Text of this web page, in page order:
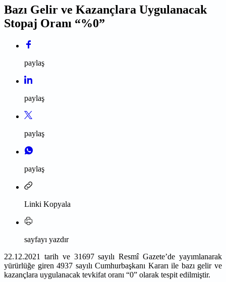
Bazı Gelir ve Kazançlara Uygulanacak
Stopaj Oranı “%0”
paylaş
paylaş
paylaş
paylaş
Linki Kopyala
sayfayı yazdır
22.12.2021 tarih ve 31697 sayılı Resmî Gazete’de yayımlanarak
yürürlüğe giren 4937 sayılı Cumhurbaşkanı Kararı ile bazı gelir ve
kazançlara uygulanacak tevkifat oranı “0” olarak tespit edilmiştir.